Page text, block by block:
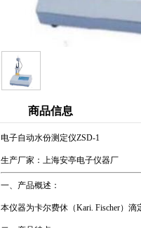
商品信息
电子自动水份测定仪ZSD-1
生产厂家：上海安亭电子仪器厂
一、产品概述：
本仪器为卡尔费休（Kari. Fischer）